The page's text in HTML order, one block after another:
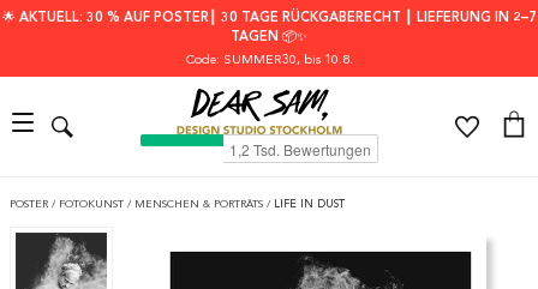
🌟 AKTUELL: 30 % AUF POSTER┃ 30 TAGE RÜCKGABERECHT ┃ LIEFERUNG IN 2–7
TAGEN 📦✨
Code: SUMMER30, bis 10.8.
POSTER / FOTOKUNST / MENSCHEN & PORTRÄTS / LIFE IN DUST